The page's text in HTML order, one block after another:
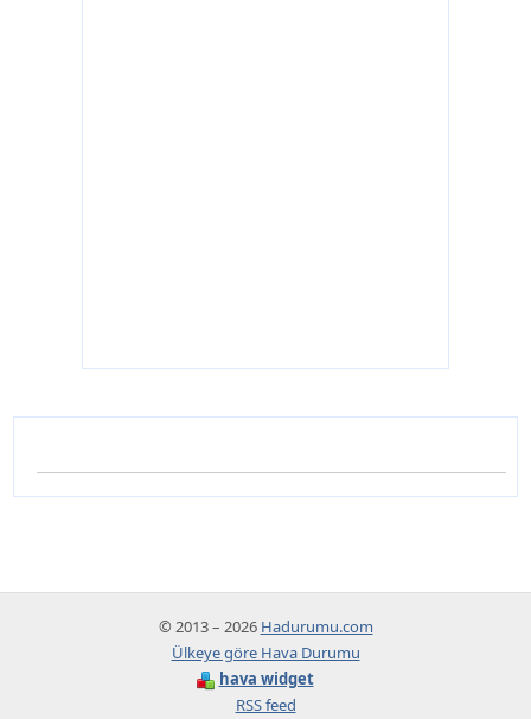
© 2013 – 2026 Hadurumu.com
Ülkeye göre Hava Durumu
hava widget
RSS feed